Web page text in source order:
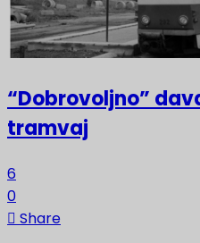
“Dobrovoljno”
tramvaj
6
0
Share